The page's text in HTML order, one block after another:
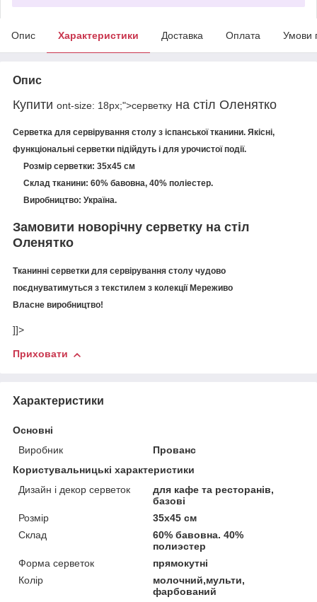
Опис Характеристики Доставка Оплата Умови
Опис
Купити ont-size: 18px;">серветку на стіл Оленятко
Серветка для сервірування столу з іспанської тканини. Якісні,
функціональні серветки підійдуть і для урочистої події.
Розмір серветки: 35х45 см
Склад тканини: 60% бавовна, 40% поліестер.
Виробництво: Україна.
Замовити новорiчну серветку на стіл
Оленятко
Тканинні серветки для сервірування столу чудово
поєднуватимуться з текстилем з колекціїМереживо
Власне виробництво!
]]>
Приховати
Характеристики
Основні
Виробник
Прованс
Користувальницькі характеристики
Дизайн і декор серветок
для кафе та ресторанів,
базові
Розмір
35х45 см
Склад
60% бавовна. 40%
полиэстер
Форма серветок
прямокутні
Колір
молочний,мульти,
фарбований